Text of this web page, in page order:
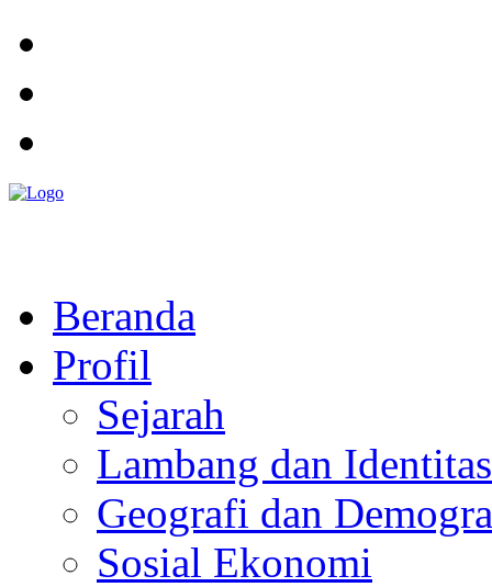
Beranda
Profil
Sejarah
Lambang dan Identitas
Geografi dan
Sosial Ekonomi